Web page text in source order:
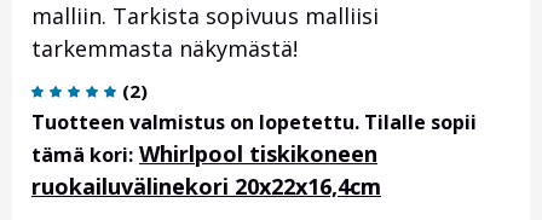
malliin. Tarkista sopivuus malliisi
tarkemmasta näkymästä!
(2)
Tuotteen valmistus on lopetettu. Tilalle sopii
tämä kori: Whirlpool tiskikoneen
ruokailuvälinekori 20x22x16,4cm